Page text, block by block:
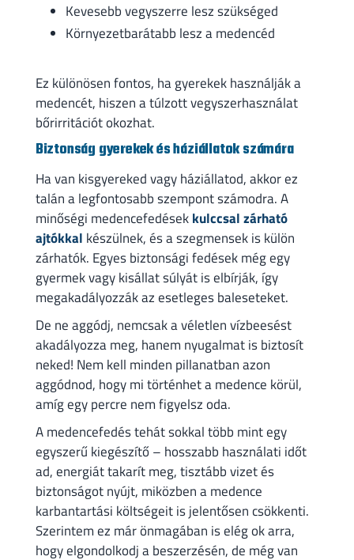
Kevesebb vegyszerre lesz szükséged
Környezetbarátabb lesz a medencéd
Ez különösen fontos, ha gyerekek használják a
medencét, hiszen a túlzott vegyszerhasználat
bőrirritációt okozhat.
Biztonság gyerekek és háziállatok számára
Ha van kisgyereked vagy háziállatod, akkor ez
talán a legfontosabb szempont számodra. A
minőségi medencefedésekkulccsal zárható
ajtókkal készülnek, és a szegmensek is külön
zárhatók. Egyes biztonsági fedések még egy
gyermek vagy kisállat súlyát is elbírják, így
megakadályozzák az esetleges baleseteket.
De ne aggódj, nemcsak a véletlen vízbeesést
akadályozza meg, hanem nyugalmat is biztosít
neked! Nem kell minden pillanatban azon
aggódnod, hogy mi történhet a medence körül,
amíg egy percre nem figyelsz oda.
A medencefedés tehát sokkal több mint egy
egyszerű kiegészítő – hosszabb használati időt
ad, energiát takarít meg, tisztább vizet és
biztonságot nyújt, miközben a medence
karbantartási költségeit is jelentősen csökkenti.
Szerintem ez már önmagában is elég ok arra,
hogy elgondolkodj a beszerzésén, de még van